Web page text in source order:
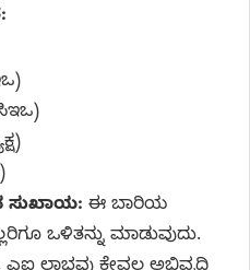
ಸುಖಾಯ: ಈ ಬಾರಿಯ
ಒಳಿತನ್ನು ಮಾಡುವುದು.